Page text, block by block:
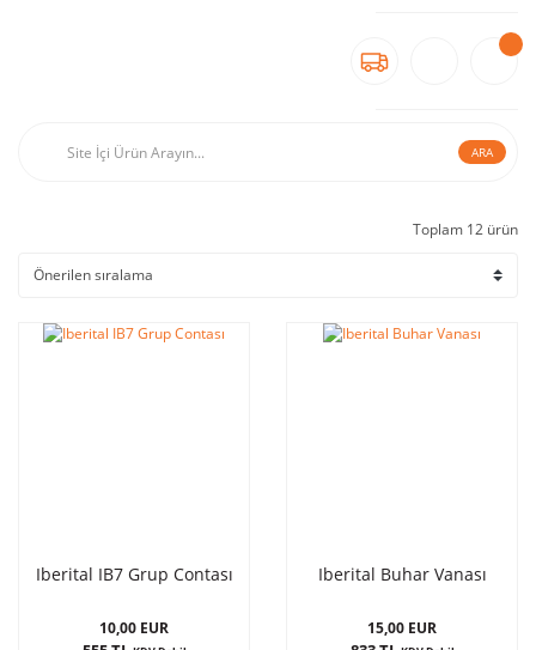
ARA
Toplam 12 ürün
Iberital IB7 Grup Contası
10,00 EUR
Iberital Buhar Vanası
15,00 EUR